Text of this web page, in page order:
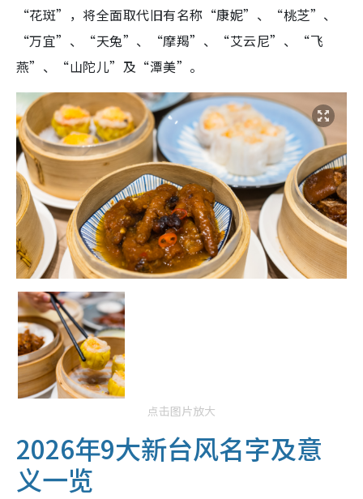
“花斑”，将全面取代旧有名称“康妮”、“桃芝”、
“万宜”、“天兔”、“摩羯”、“艾云尼”、“飞
燕”、“山陀儿”及“潭美”。
点击图片放大
2026年9大新台风名字及意
义一览